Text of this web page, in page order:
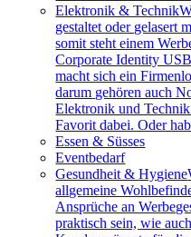
Elektronik & Technik
gestaltet oder gelasert
somit steht einem
Corporate Identity
macht sich ein
darum gehören auch
Elektronik und
Favorit dabei. Oder
Essen & Süsses
Eventbedarf
Gesundheit & Hygiene
allgemeine
Ansprüche an
praktisch sein, wie